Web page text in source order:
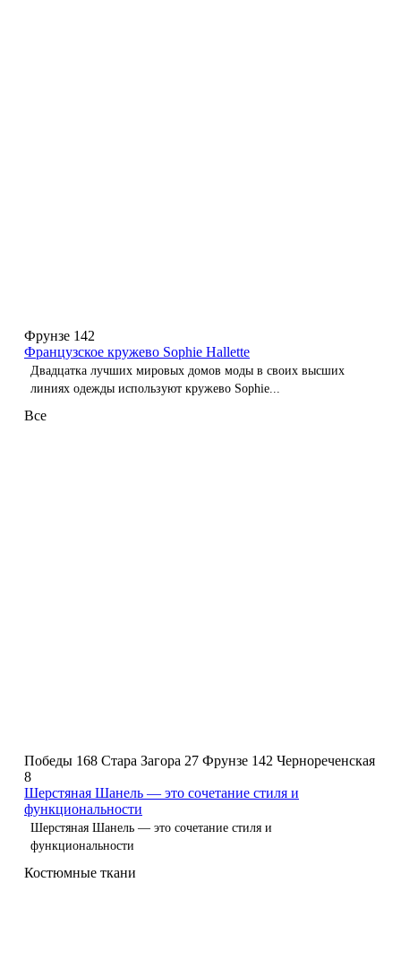
Фрунзе 142
Французское кружево Sophie Hallette
Двадцатка лучших мировых домов моды в своих высших
линиях одежды используют кружево Sophie...
Все
Победы 168 Стара Загора 27 Фрунзе 142 Чернореченская
8
Шерстяная Шанель — это сочетание стиля и
функциональности
Шерстяная Шанель — это сочетание стиля и
функциональности
Костюмные ткани